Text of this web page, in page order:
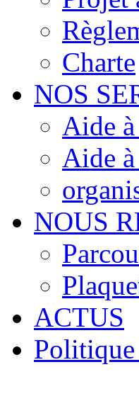
Charte
NOS
Aide
Aide
NOUS
ACTUS